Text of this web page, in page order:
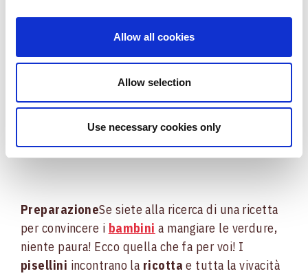
Allow all cookies
Allow selection
Use necessary cookies only
Una confezione diPetali di Bacon Negroni
1 rotolo di pasta brisé
200 gr di ricotta
100 gr di pisellini surgelati
PreparazioneSe siete alla ricerca di una ricetta
per convincere i bambini a mangiare le verdure,
niente paura! Ecco quella che fa per voi! I
pisellini incontrano la ricotta e tutta la vivacità